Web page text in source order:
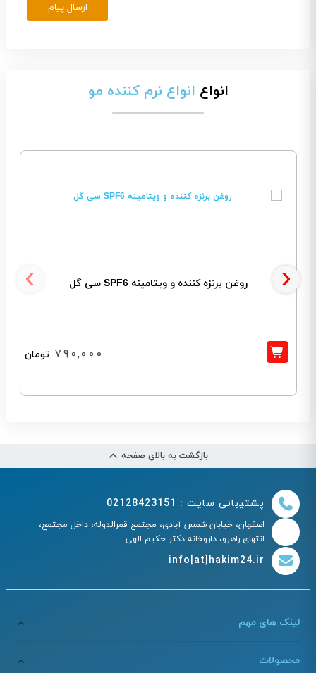
ارسال پیام
انواع انواع نرم کننده مو
روغن برنزه کننده و ویتامینه SPF6 سی گل
790,000 تومان
‹ ›
بازگشت به بالای صفحه
پشتیبانی سایت : 02128423151
اصفهان، خیابان شمس آبادی، مجتمع قمرالدوله، داخل مجتمع،
انتهای راهرو، داروخانه دکتر حکیم الهی
info[at]hakim24.ir
لینک های مهم
محصولات